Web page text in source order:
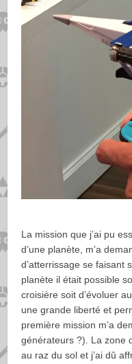
La mission que j’ai pu
d’une planète, m’a
d’atterrissage se faisant
planète il était possible
croisière soit d’évoluer
une grande liberté et
première mission m’a
générateurs ?). La zone
au raz du sol et j’ai dû